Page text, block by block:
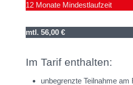
12 Monate Mindestlaufzeit
mtl. 56,00 €
Im Tarif enthalten:
unbegrenzte Teilnahme